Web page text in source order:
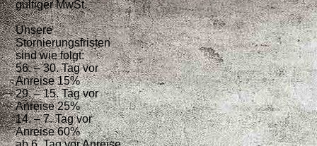
gültiger MwSt.
Unsere
Stornierungsfristen
sind wie folgt:
56. – 30. Tag vor
Anreise 15%
29. – 15. Tag vor
Anreise 25%
14. – 7. Tag vor
Anreise 60%